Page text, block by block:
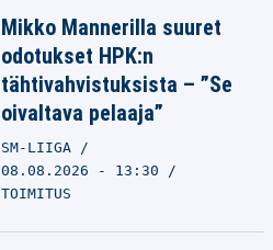
Mikko Mannerilla suuret
odotukset HPK:n
tähtivahvistuksista – ”Se
oivaltava pelaaja”
SM-LIIGA
08.08.2026 - 13:30
TOIMITUS